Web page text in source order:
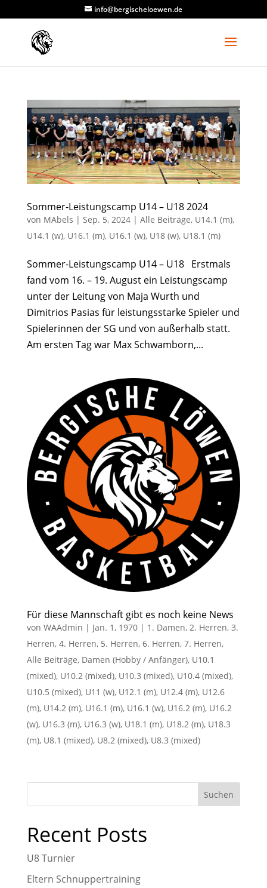
info@bergischeloewen.de
Sommer-Leistungscamp U14 – U18 2024
von MAbels | Sep. 5, 2024| Alle Beiträge, U14.1 (m),
U14.1 (w), U16.1 (m), U16.1 (w), U18 (w), U18.1 (m)
Sommer-Leistungscamp U14 – U18 Erstmals
fand vom 16. – 19. August ein Leistungscamp
unter der Leitung von Maja Wurth und
Dimitrios Pasias für leistungsstarke Spieler und
Spielerinnen der SG und von außerhalb statt.
Am ersten Tag war Max Schwamborn,...
Für diese Mannschaft gibt es noch keine News
von WAAdmin | Jan. 1, 1970| 1. Damen, 2. Herren, 3.
Herren, 4. Herren, 5. Herren, 6. Herren, 7. Herren,
Alle Beiträge, Damen (Hobby / Anfänger), U10.1
(mixed), U10.2 (mixed), U10.3 (mixed), U10.4 (mixed),
U10.5 (mixed), U11 (w), U12.1 (m), U12.4 (m), U12.6
(m), U14.2 (m), U16.1 (m), U16.1 (w), U16.2 (m), U16.2
(w), U16.3 (m), U16.3 (w), U18.1 (m), U18.2 (m), U18.3
(m), U8.1 (mixed), U8.2 (mixed), U8.3 (mixed)
Suchen
Recent Posts
U8 Turnier
Eltern Schnuppertraining